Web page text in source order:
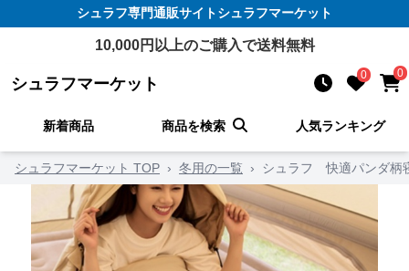
シュラフ専門通販サイトシュラフマーケット
10,000円以上のご購入で送料無料
シュラフマーケット 0 0
新着商品 商品を検索 人気ランキング
シュラフマーケット TOP › 冬用の一覧 › シュラフ 快適パンダ柄